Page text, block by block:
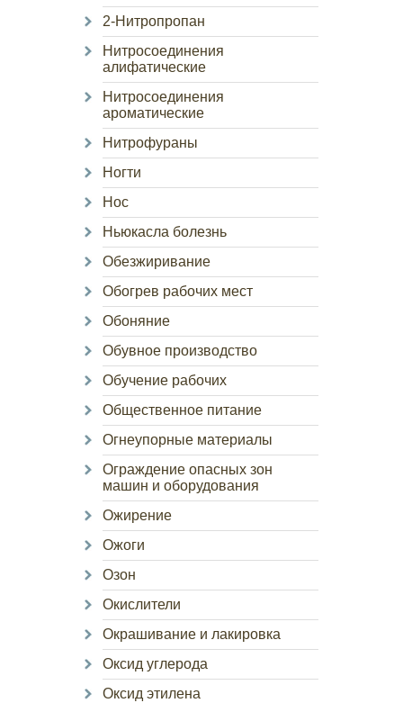
2-Нитропропан
Нитросоединения
алифатические
Нитросоединения
ароматические
Нитрофураны
Ногти
Нос
Ньюкасла болезнь
Обезжиривание
Обогрев рабочих мест
Обоняние
Обувное производство
Обучение рабочих
Общественное питание
Огнеупорные материалы
Ограждение опасных зон
машин и оборудования
Ожирение
Ожоги
Озон
Окислители
Окрашивание и лакировка
Оксид углерода
Оксид этилена